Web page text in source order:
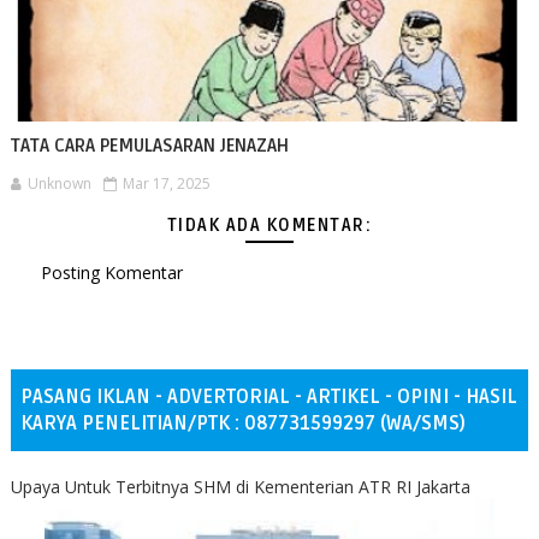
TATA CARA PEMULASARAN JENAZAH
Unknown Mar 17, 2025
TIDAK ADA KOMENTAR:
Posting Komentar
PASANG IKLAN - ADVERTORIAL - ARTIKEL - OPINI - HASIL
KARYA PENELITIAN/PTK : 087731599297 (WA/SMS)
Upaya Untuk Terbitnya SHM di Kementerian ATR RI Jakarta